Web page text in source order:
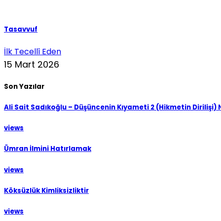
Tasavvuf
İlk Tecellî Eden
15 Mart 2026
Son Yazılar
Ali Sait Sadıkoğlu – Düşüncenin Kıyameti 2 (Hikmetin Dirilişi)
views
Ümran İlmini Hatırlamak
views
Köksüzlük Kimliksizliktir
views